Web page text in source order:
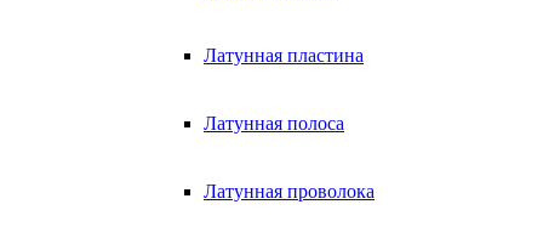
Латунная пластина
Латунная полоса
Латунная проволока